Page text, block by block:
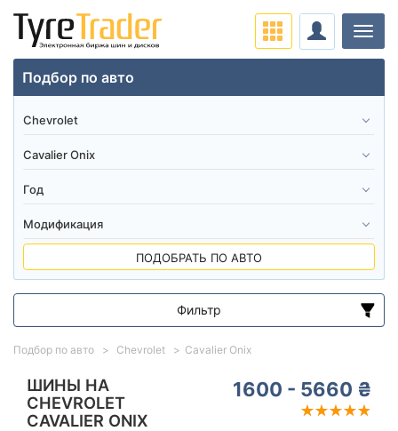
ШИНЫ НА
CHEVROLET
CAVALIER ONIX
1600 - 5660 ₴
Подбор по авто Chevrolet Cavalier Onix
Подбор по авто
ПОДОБРАТЬ ПО АВТО
Фильтр
Диапазон цен
от